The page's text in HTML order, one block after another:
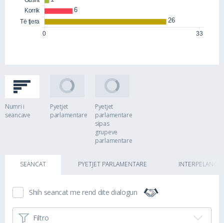
Numri i
seancave
Pyetjet
parlamentare
Pyetjet
parlamentare
sipas
grupeve
parlamentare
SEANCAT PYETJET PARLAMENTARE
Shih seancat me rend dite dialogun
Filtro